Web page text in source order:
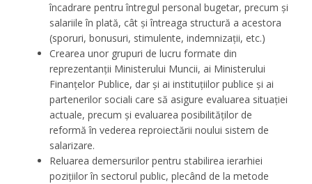
încadrare pentru întregul personal bugetar, precum și
salariile în plată, cât și întreaga structură a acestora
(sporuri, bonusuri, stimulente, indemnizații, etc.)
Crearea unor grupuri de lucru formate din
reprezentanții Ministerului Muncii, ai Ministerului
Finanțelor Publice, dar și ai instituțiilor publice și ai
partenerilor sociali care să asigure evaluarea situației
actuale, precum și evaluarea posibilităților de
reformă în vederea reproiectării noului sistem de
salarizare.
Reluarea demersurilor pentru stabilirea ierarhiei
pozițiilor în sectorul public, plecând de la metode